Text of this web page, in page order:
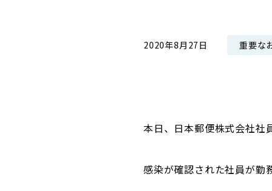
2020年8月27日 重要な
本日、日本郵便株式会社社
感染が確認された社員が勤